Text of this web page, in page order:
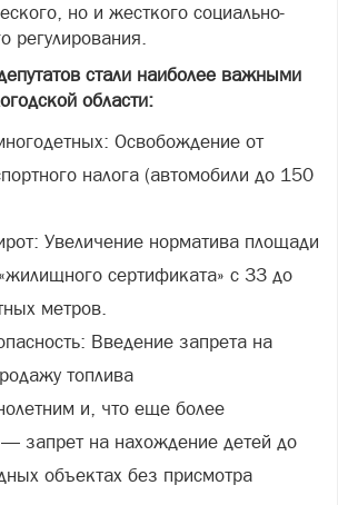
но и жесткого социально-
регулирования.
стали наиболее важными
области:
Освобождение от
налога (автомобили до 150
Увеличение норматива площади
сертификата» с 33 до
метров.
Введение запрета на
топлива
и, что еще более
запрет на нахождение детей до
объектах без присмотра